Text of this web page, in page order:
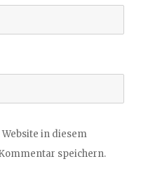
in diesem
speichern.